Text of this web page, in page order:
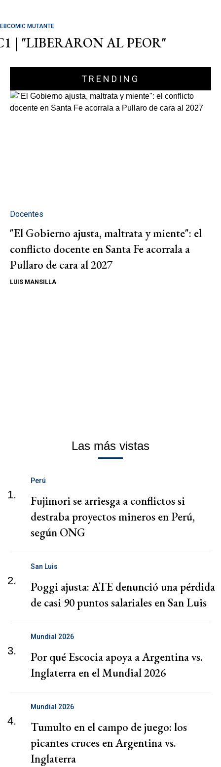
MUTANTE
| "LIBERARON AL PEOR"
TRENDING
Docentes
"El Gobierno ajusta, maltrata y miente": el
conflicto docente en Santa Fe acorrala a
Pullaro de cara al 2027
LUIS MANSILLA
Las más vistas
1.
Perú
Fujimori se arriesga a conflictos si
destraba proyectos mineros en Perú,
según ONG
2.
San Luis
Poggi ajusta: ATE denunció una pérdida
de casi 90 puntos salariales en San Luis
3.
Mundial 2026
Por qué Escocia apoya a Argentina vs.
Inglaterra en el Mundial 2026
4.
Mundial 2026
Tumulto en el campo de juego: los
picantes cruces en Argentina vs.
Inglaterra